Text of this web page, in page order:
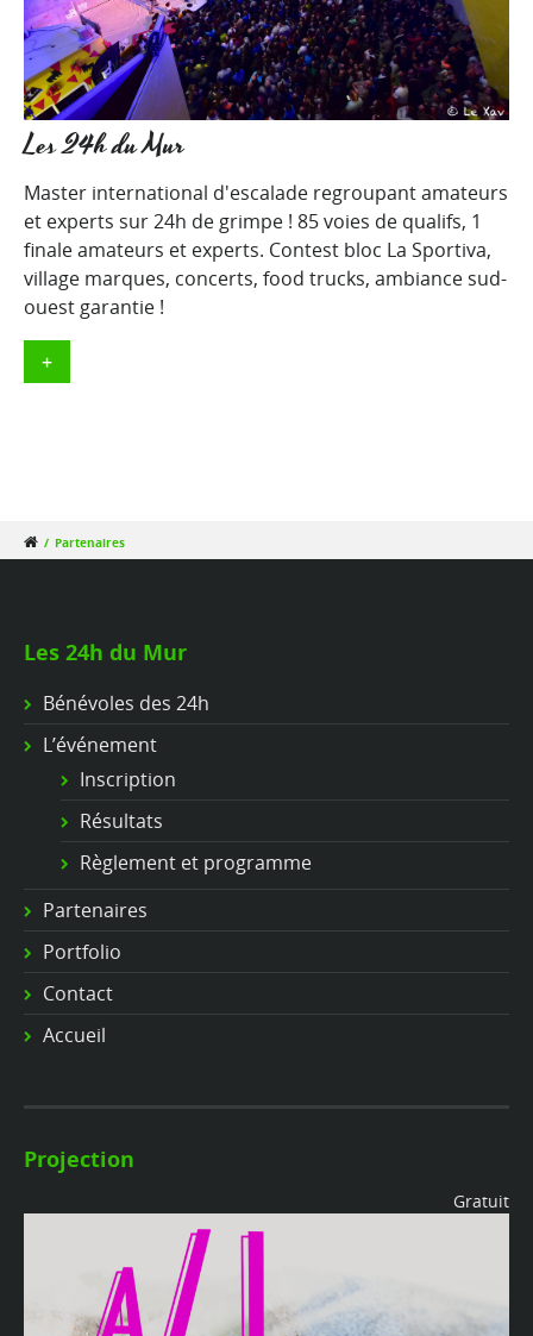
Les 24h du Mur
Master international d'escalade regroupant amateurs
et experts sur 24h de grimpe ! 85 voies de qualifs, 1
finale amateurs et experts. Contest bloc La Sportiva,
village marques, concerts, food trucks, ambiance sud-
ouest garantie !
+
/ Partenaires
Les 24h du Mur
Bénévoles des 24h
L’événement
Inscription
Résultats
Règlement et programme
Partenaires
Portfolio
Contact
Accueil
Projection
Gratuit